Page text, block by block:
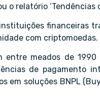
o relatório ‘Tendências
financeiras
com criptomoedas.
entre meados de
de pagamento
​​em soluções BNPL